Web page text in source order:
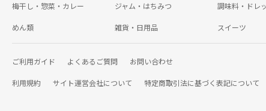
梅干し・惣菜・カレー ジャム・はちみつ 調味料・ドレ
めん類 雑貨・日用品 スイーツ
ご利用ガイド よくあるご質問 お問い合わせ
利用規約 サイト運営会社について 特定商取引法に基づく表記について